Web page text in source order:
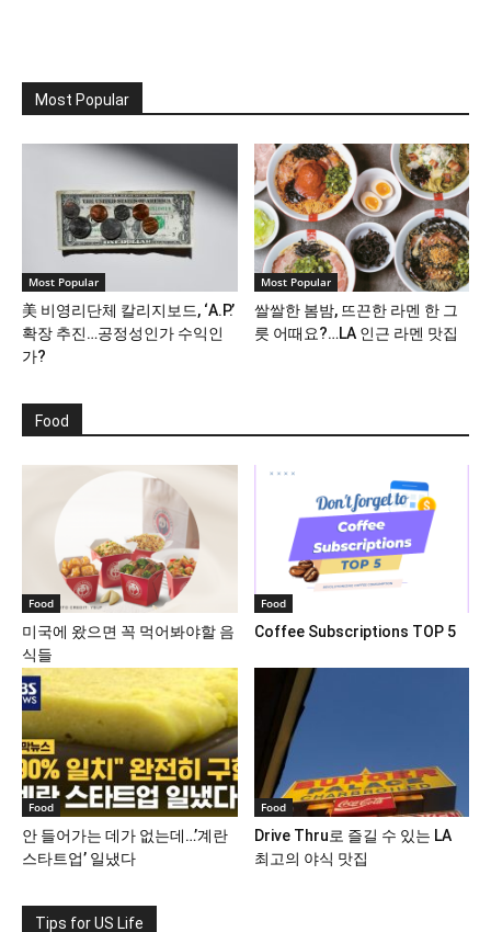
Most Popular
Most Popular
美 비영리단체 칼리지보드, ‘A.P.’
확장 추진…공정성인가 수익인
가?
Most Popular
쌀쌀한 봄밤, 뜨끈한 라멘 한 그
릇 어때요?…LA 인근 라멘 맛집
Food
Food
미국에 왔으면 꼭 먹어봐야할 음
식들
Food
Coffee Subscriptions TOP 5
Food
안 들어가는 데가 없는데…’계란
스타트업’ 일냈다
Food
Drive Thru로 즐길 수 있는 LA
최고의 야식 맛집
Tips for US Life